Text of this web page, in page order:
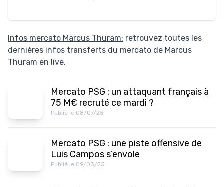
Infos mercato Marcus Thuram: retrouvez toutes les
dernières infos transferts du mercato de Marcus
Thuram en live.
Mercato PSG : un attaquant français à
75 M€ recruté ce mardi ?
Publié le 08/07/25
Mercato PSG : une piste offensive de
Luis Campos s’envole
Publié le 09/03/25